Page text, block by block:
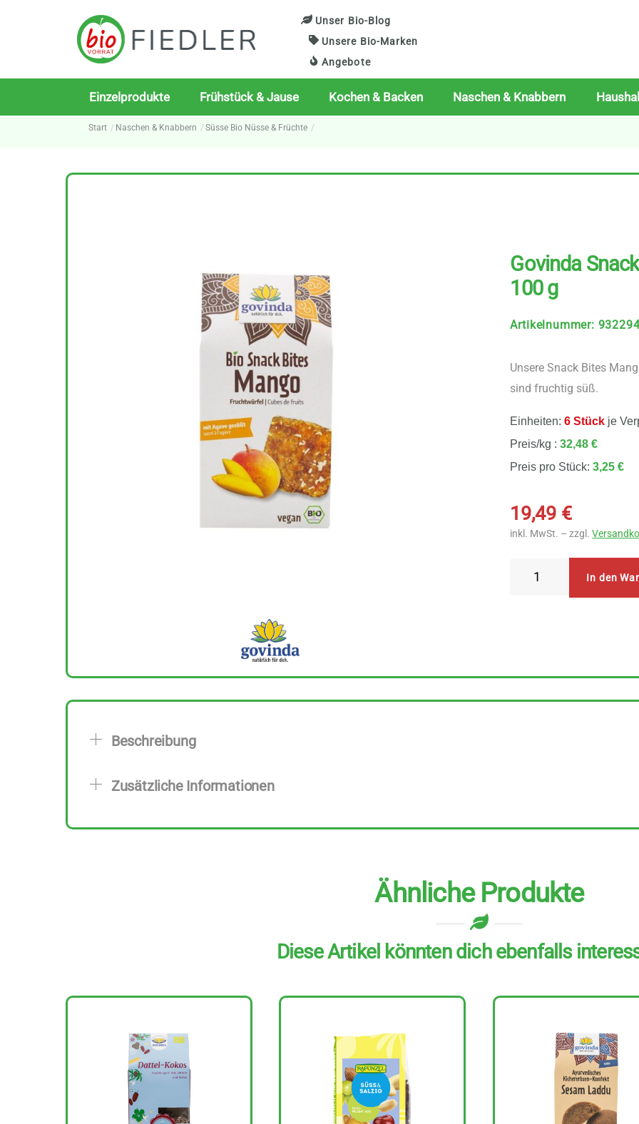
Unser Bio-Blog
Unsere Bio-Marken
Angebote
Einzelprodukte Frühstück & Jause Kochen & Backen Naschen & Knabbern
Start Naschen & Knabbern Süsse Bio Nüsse & Früchte
Govinda
100 g
Artikelnummer:
Unsere Snack Bites
sind fruchtig süß.
Einheiten:6 Stück je
Preis/kg :32,48 €
Preis pro Stück:3,25 €
19,49 €
inkl. MwSt. – zzgl.
In den
Beschreibung
Zusätzliche Informationen
Ähnliche Produkte
Diese Artikel könnten dich ebenfalls